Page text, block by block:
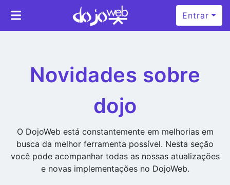
Entrar
Novidades sobre
dojo
O DojoWeb está constantemente em melhorias em
busca da melhor ferramenta possível. Nesta seção
você pode acompanhar todas as nossas atualizações
e novas implementações no DojoWeb.